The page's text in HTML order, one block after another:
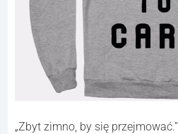
„Zbyt zimno, by się przejmować.”